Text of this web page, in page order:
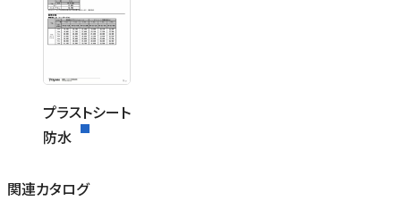
プラストシート
防水
関連カタログ